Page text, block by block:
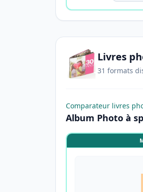
Livres
31 formats
Comparateur livres
Album Photo à